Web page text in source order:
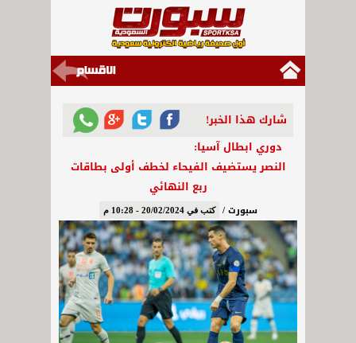
شارك هذا الخبر!
دوري ابطال آسيا:
النصر يستضيف الفيحاء لخطف أولى بطاقات
ربع النهائي
سبورت / كتب في 20/02/2024 - 10:28 م